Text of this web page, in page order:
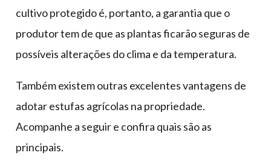
cultivo protegido é, portanto, a garantia que o
produtor tem de que as plantas ficarão seguras de
possíveis alterações do clima e da temperatura.
Também existem outras excelentes vantagens de
adotar estufas agrícolas na propriedade.
Acompanhe a seguir e confira quais são as
principais.